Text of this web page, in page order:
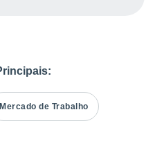
Mercado de Trabalho